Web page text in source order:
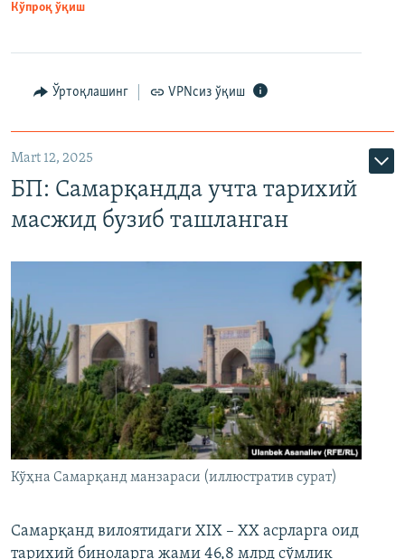
Кўпроқ ўқиш
Ўртоқлашинг VPNсиз ўқиш
Mart 12, 2025
БП: Самарқандда учта тарихий
масжид бузиб ташланган
Кўҳна Самарқанд манзараси (иллюстратив сурат)
Самарқанд вилоятидаги XIX – XX асрларга оид
тарихий биноларга жами 46,8 млрд сўмлик